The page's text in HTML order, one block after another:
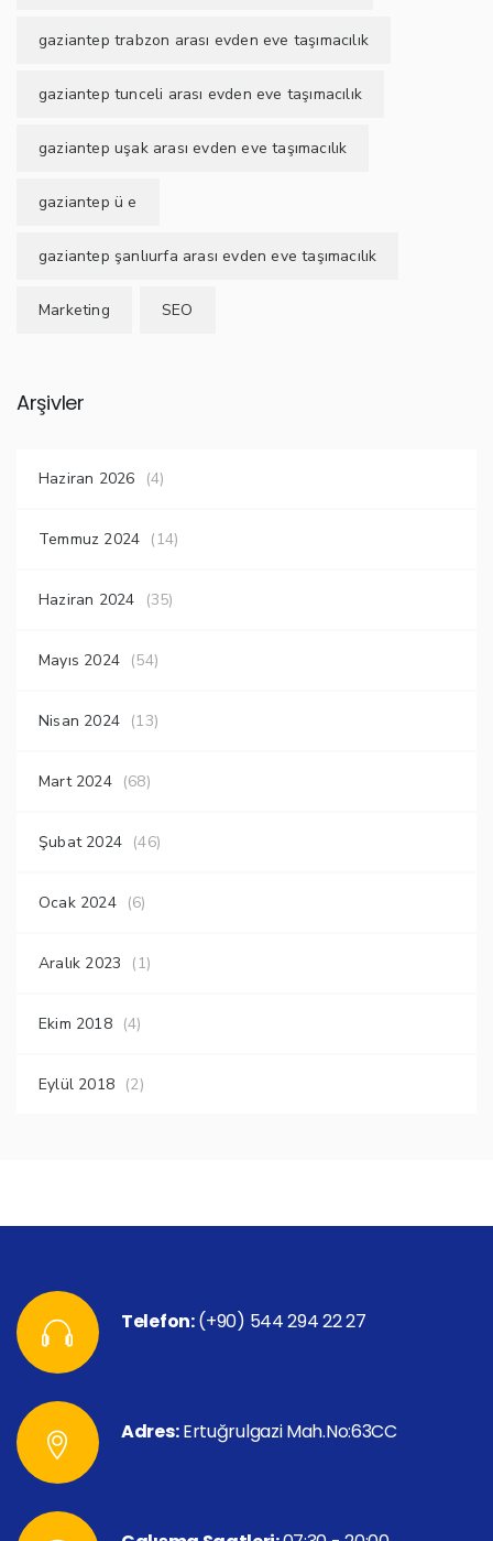
gaziantep trabzon arası evden eve taşımacılık
gaziantep tunceli arası evden eve taşımacılık
gaziantep uşak arası evden eve taşımacılık
gaziantep ü e
gaziantep şanlıurfa arası evden eve taşımacılık
Marketing SEO
Arşivler
Haziran 2026 (4)
Temmuz 2024 (14)
Haziran 2024 (35)
Mayıs 2024 (54)
Nisan 2024 (13)
Mart 2024 (68)
Şubat 2024 (46)
Ocak 2024 (6)
Aralık 2023 (1)
Ekim 2018 (4)
Eylül 2018 (2)
Telefon:(+90) 544 294 22 27
Adres:Ertuğrulgazi Mah.No:63CC